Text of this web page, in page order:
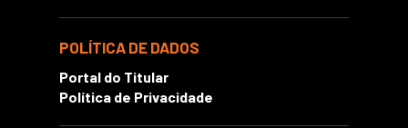
POLÍTICA DE DADOS
Portal do Titular
Política de Privacidade